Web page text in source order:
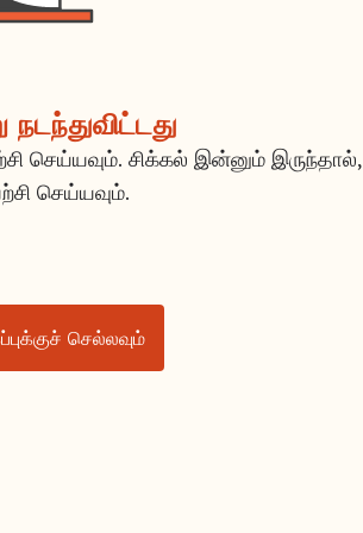
செய்யவும். சிக்கல் இன்னும் இருந்தால்,
செய்யவும்.
செல்லவும்